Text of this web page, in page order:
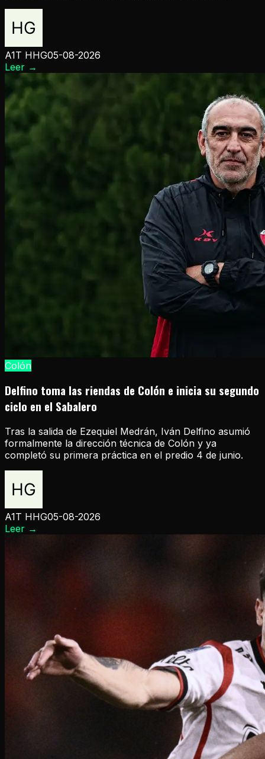
A1T HHG05-08-2026
Leer →
Colón
Delfino toma las riendas de Colón e inicia su segundo
ciclo en el Sabalero
Tras la salida de Ezequiel Medrán, Iván Delfino asumió
formalmente la dirección técnica de Colón y ya
completó su primera práctica en el predio 4 de junio.
A1T HHG05-08-2026
Leer →